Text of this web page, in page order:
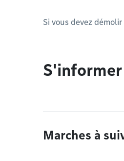
Si vous devez
Marches à